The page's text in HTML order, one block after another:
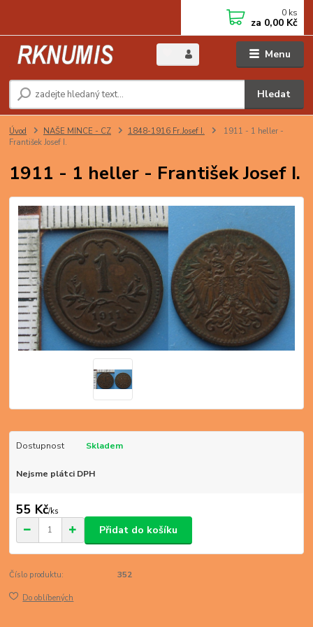
Menu
Hledat
0 ks
za 0,00 Kč
Úvod NAŠE MINCE - CZ 1848-1916 Fr.Josef I.
1911 - 1 heller -
František Josef I.
1911 - 1 heller - František Josef I.
Dostupnost Skladem
Nejsme plátci DPH
55 Kč/ks
Přidat do košíku
Číslo produktu: 352
Do oblíbených